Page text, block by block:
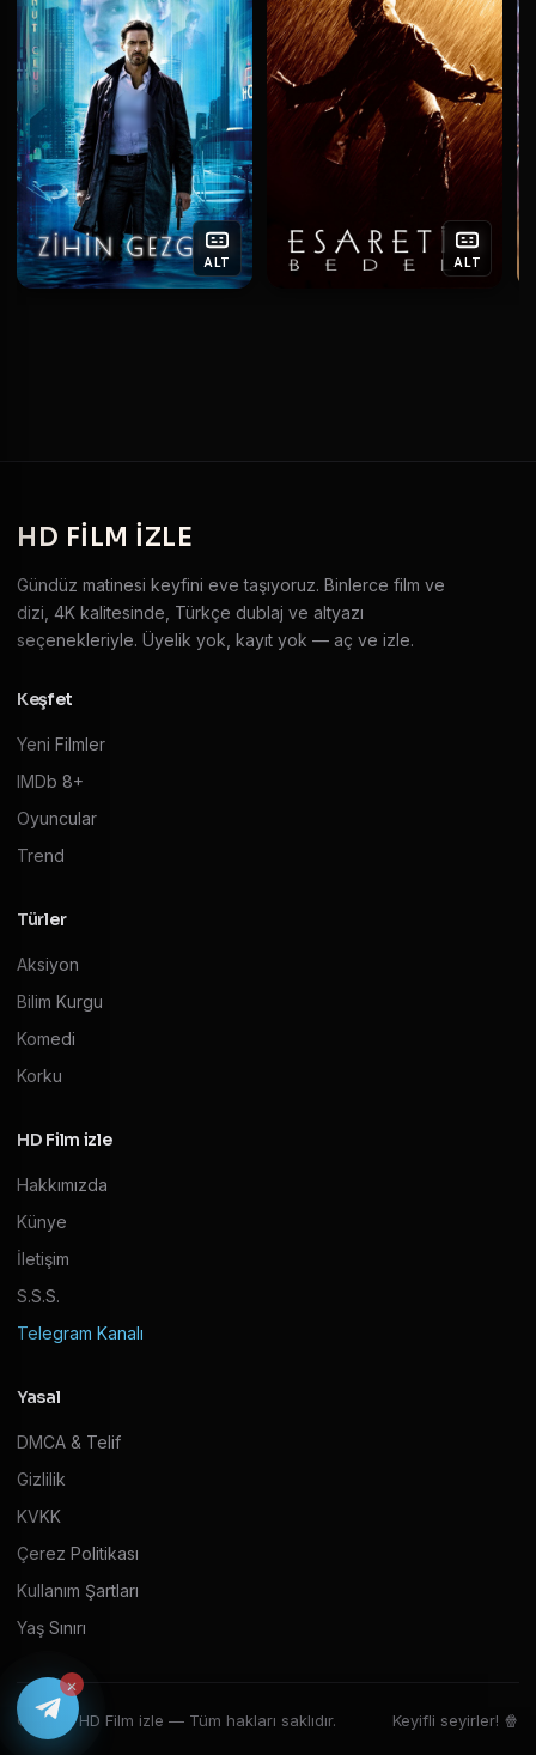
ALT ALT
HD FILM IZLE
Gündüz matinesi keyfini eve taşıyoruz. Binlerce film ve
dizi, 4K kalitesinde, Türkçe dublaj ve altyazı
seçenekleriyle. Üyelik yok, kayıt yok — aç ve izle.
Keşfet
Yeni Filmler
IMDb 8+
Oyuncular
Trend
Türler
Aksiyon
Bilim Kurgu
Komedi
Korku
HD Film izle
Hakkımızda
Künye
İletişim
S.S.S.
Telegram Kanalı
Yasal
DMCA & Telif
Gizlilik
KVKK
Çerez Politikası
Kullanım Şartları
Yaş Sınırı
© 2026 HD Film izle — Tüm hakları saklıdır. Keyifli seyirler! 🍿
×